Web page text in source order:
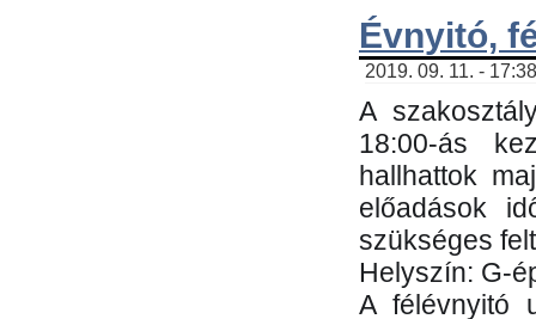
Évnyitó,
2019. 09. 11. -
A
18:00-ás
hallhattok
előadások
szükséges
Helyszín: G-
A félévnyitó